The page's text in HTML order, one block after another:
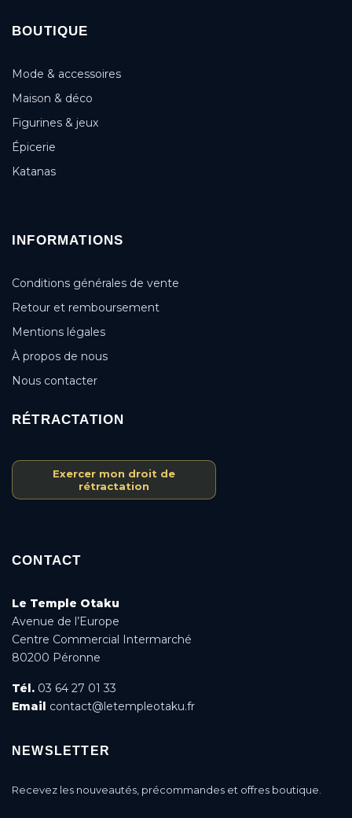
BOUTIQUE
Mode & accessoires
Maison & déco
Figurines & jeux
Épicerie
Katanas
INFORMATIONS
Conditions générales de vente
Retour et remboursement
Mentions légales
À propos de nous
Nous contacter
RÉTRACTATION
Exercer mon droit de
rétractation
CONTACT
Le Temple Otaku
Avenue de l’Europe
Centre Commercial Intermarché
80200 Péronne
Tél. 03 64 27 01 33
Email contact@letempleotaku.fr
NEWSLETTER
Recevez les nouveautés, précommandes et offres boutique.